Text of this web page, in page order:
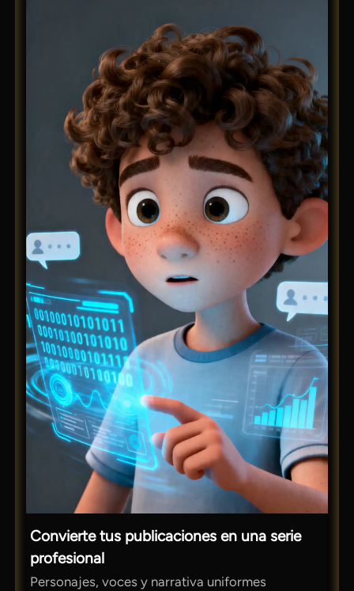
Convierte tus publicaciones en una serie
profesional
Personajes, voces y narrativa uniformes